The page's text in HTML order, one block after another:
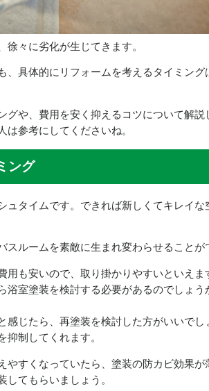
々に劣化が生じてきます。
、具体的にリフォームを考えるタイミング
や、費用を安く抑えるコツについて解説
参考にしてくださいね。
ング
ュタイムです。できれば新しくてキレイな
ルームを素敵に生まれ変わらせることが
も安いので、取り掛かりやすいといえま
室塗装を検討する必要があるのでしょう
感じたら、再塗装を検討した方がいいでし
抑制してくれます。
やすくなっていたら、塗装の防カビ効果が
てもらいましょう。